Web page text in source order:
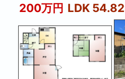
200万円 LDK